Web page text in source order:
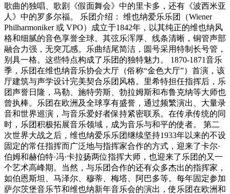
歌曲的独唱、歌剧《假面舞会》中的里卡多，还有《波西米亚
人》中的罗多尔福。 乐团介绍： 维也纳爱乐乐团（Wiener
Philharmoniker 或 VPO）成立于1842年，以其纯正的维也纳风
格和细腻的音色享誉全球。其弦乐浑厚、线条清晰，铜管声部
融合力强，无突兀感。乐曲结尾简洁，圆号采用特制长号管，
别具一格。这些特点构成了乐团的独特魅力。 1870-1871音乐
季，乐团在维也纳音乐协会大厅（俗称“金色大厅”）首演，该
厅建筑与声学设计完美契合乐团风格。里希特担任指挥后，乐
团声誉日隆，马勒、施特劳斯、勃拉姆斯和布鲁克纳等大师也
曾执棒。乐团在欧洲及全球享有盛誉，通过频繁演出、大量录
音和世界巡演，与音乐爱好者保持紧密联系。在传承传统的同
时，乐团积极拓展音乐领域，成为音乐与和平的使者。 第二
次世界大战之后，维也纳爱乐乐团继续坚持1933年以来的不设
固定的常任指挥而广泛地与指挥家合作的方式，迎来了卡尔·
伯姆和赫伯特·冯·卡拉扬两位指挥大师，也迎来了乐团的又一
个艺术高峰期。当然，与乐团合作的还有众多杰出的指挥家，
如伯恩斯坦、马泽尔、穆蒂、梅塔、阿巴多等。每年固定参加
萨尔茨堡音乐节和维也纳新年音乐会的演出，使乐团在欧洲和